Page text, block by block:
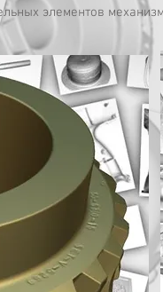
элементов